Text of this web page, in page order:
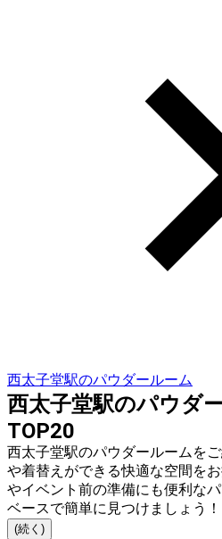
西太子堂駅のパウダールーム
西太子堂駅のパウダ
TOP20
西太子堂駅のパウダールームを
や着替えができる快適な空間を
やイベント前の準備にも便利な
ベースで簡単に見つけましょう！
(続く)